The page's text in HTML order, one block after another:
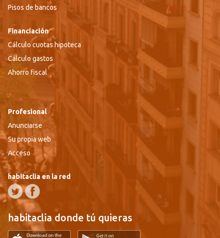
Pisos de bancos
Financiación
Cálculo cuotas hipoteca
Cálculo gastos
Ahorro fiscal
Profesional
Anunciarse
Su propia web
Acceso
habitaclia en la red
habitaclia donde tú quieras